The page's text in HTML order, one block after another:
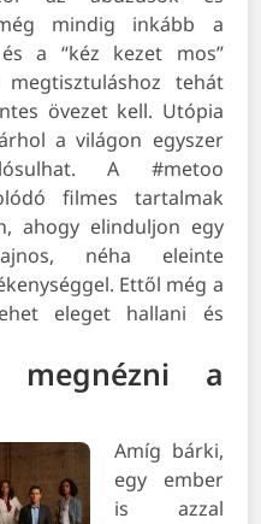
mindig inkább a
a “kéz kezet mos”
tehát
övezet kell. Utópia
a világon egyszer
A #metoo
filmes tartalmak
ahogy elinduljon egy
néha eleinte
Ettől még a
eleget hallani és
megnézni a
Amíg bárki,
egy ember
is azzal